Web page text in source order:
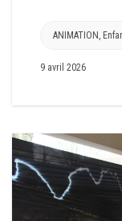
ANIMATION ,
9 avril 2026